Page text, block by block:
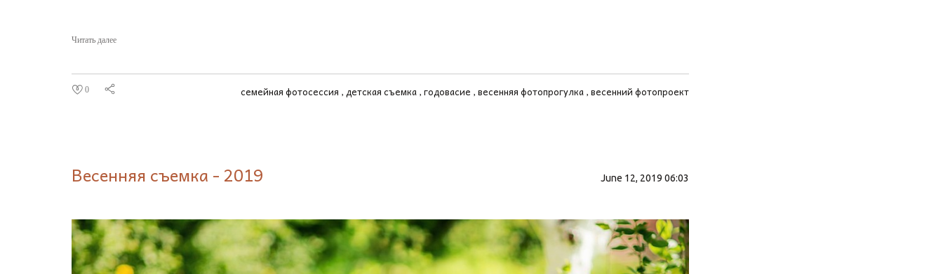
Читать далее
0 семейная фотосессия детская съемка годовасие весенняя фотопрогулка весенний фотопроект
Весенняя съемка - 2019 June 12, 2019 06:03